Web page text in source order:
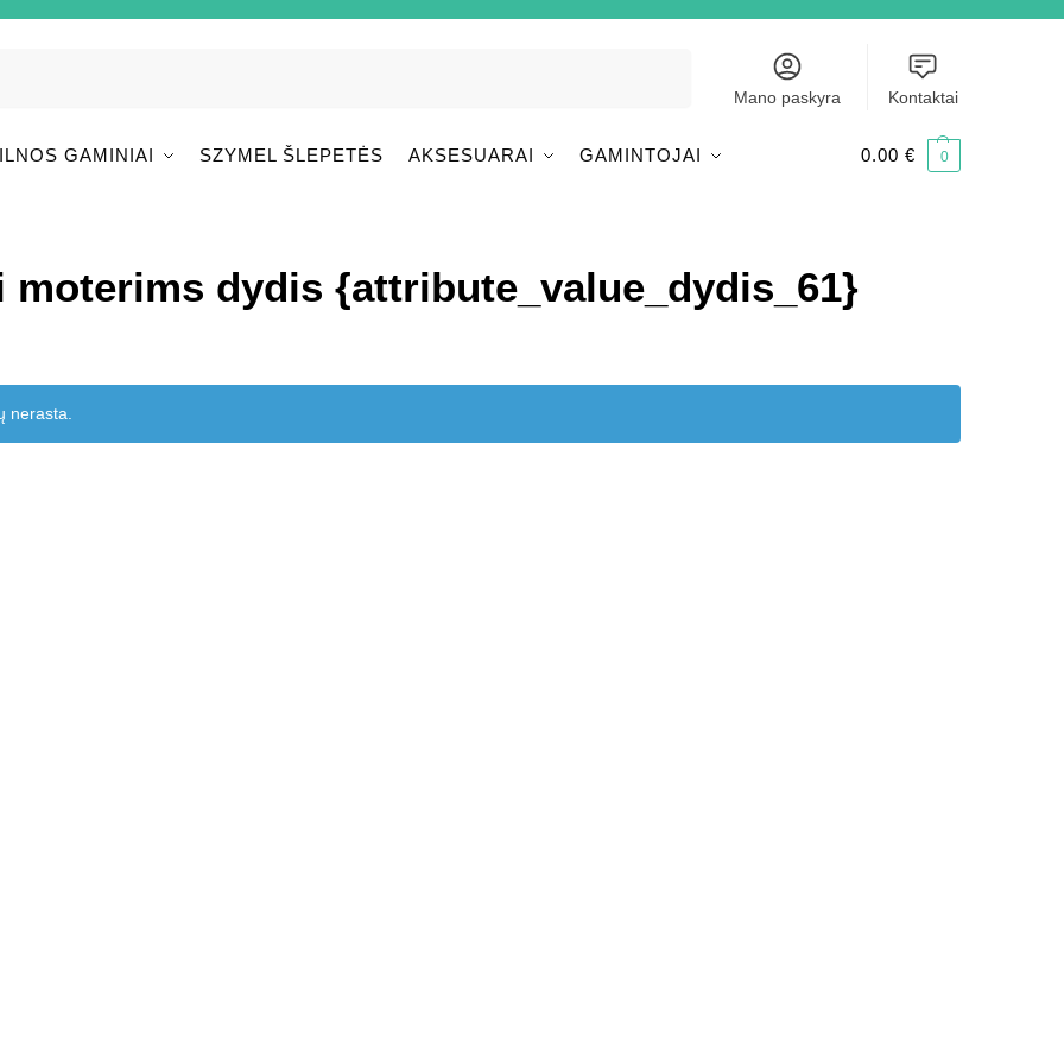
Mano paskyra Kontaktai
GAMINIAI SZYMEL ŠLEPETĖS AKSESUARAI GAMINTOJAI 0.00 € 0
moterims dydis {attribute_value_dydis_61}
nerasta.